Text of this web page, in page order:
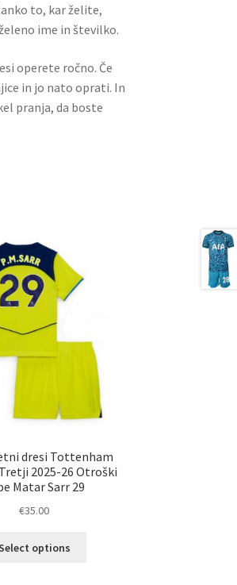
to, kar želite,
ime in številko.
operete ročno. Če
in jo nato oprati. In
pranja, da boste
dresi Tottenham
2025-26 Otroški
Matar Sarr 29
€35.00
options